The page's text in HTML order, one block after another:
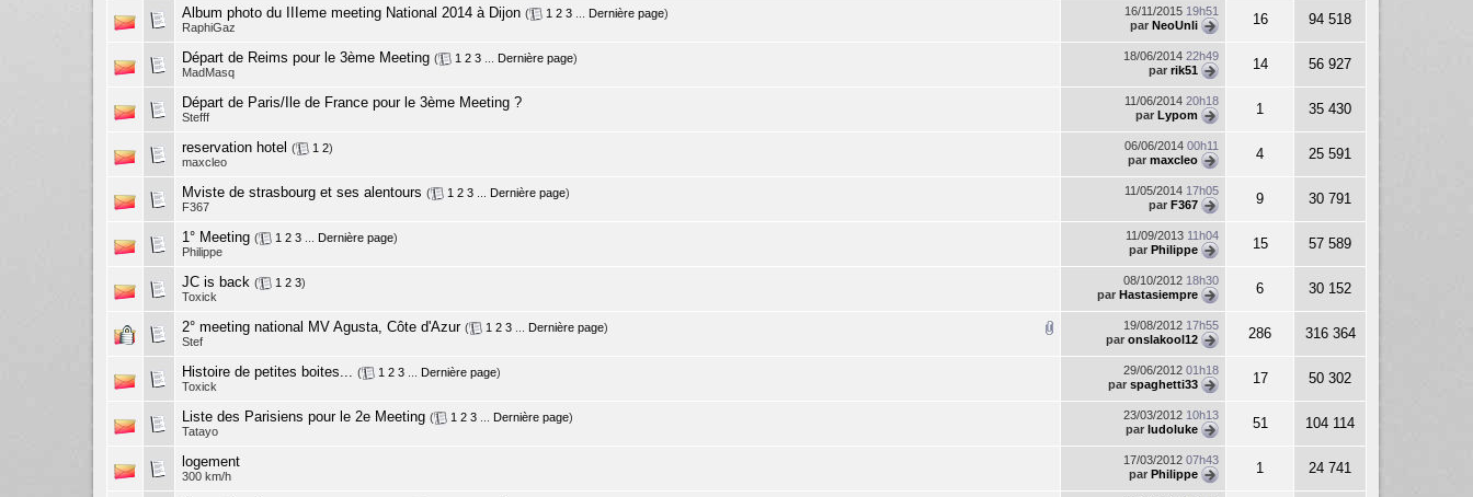
Album photo du IIIeme meeting National 2014 à Dijon ( 1 2 3 Dernière page)
RaphiGaz
16/11/2015 19h51
par NeoUnli 16 94 518
Départ de Reims pour le 3ème Meeting ( 1 2 3 Dernière page)
MadMasq
18/06/2014 22h49
par rik51 14 56 927
Départ de Paris/Ile de France pour le 3ème Meeting ?
Stefff
11/06/2014 20h18
par Lypom 1 35 430
reservation hotel ( 1 2)
maxcleo
06/06/2014 00h11
par maxcleo 4 25 591
Mviste de strasbourg et ses alentours ( 1 2 3 Dernière page)
F367
11/05/2014 17h05
par F367 9 30 791
1° Meeting ( 1 2 3 Dernière page)
Philippe
11/09/2013 11h04
par Philippe 15 57 589
JC is back ( 1 2 3)
Toxick
08/10/2012 18h30
par Hastasiempre 6 30 152
2° meeting national MV Agusta, Côte d'Azur ( 1 2 3 Dernière page)
Stef
19/08/2012 17h55
par onslakool12 286 316 364
Histoire de petites boites... ( 1 2 3 Dernière page)
Toxick
29/06/2012 01h18
par spaghetti33 17 50 302
Liste des Parisiens pour le 2e Meeting ( 1 2 3 Dernière page)
Tatayo
23/03/2012 10h13
par ludoluke 51 104 114
logement
300 km/h
17/03/2012 07h43
par Philippe 1 24 741